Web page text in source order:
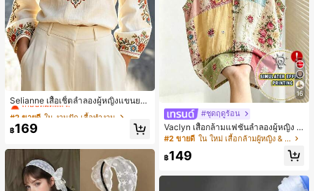
Selianne เสื้อเชิ้ตลำลองผู้หญิงแขนยา
ว คอวีเว้า ลายดอกไม้
#2 ขายดี
ใน งานปัก เสื้อทำงาน
เกือบหมดแล้ว!
#2 ขายดี ใน งานปัก เสื้อทำงาน
เกือบหมดแล้ว!
#2 ขายดี ใน งานปัก เสื้อทำงาน
เกือบหมดแล้ว!
#2 ขายดี
เกือบหมดแล้ว!
฿169
16
#ชุดฤดูร้อน
Vaclyn เสื้อกล้ามแฟชั่นลำลองผู้หญิง ล
ายแพตช์เวิร์ก แขนกุด คอกลม ติดกระดุ
#2 ขายดี ใน ใหม่ เสื้อกล้ามผู้หญิง & Camis
฿149